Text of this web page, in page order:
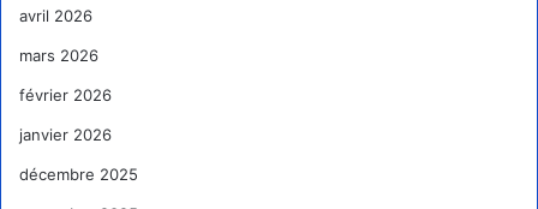
avril 2026
mars 2026
février 2026
janvier 2026
décembre 2025